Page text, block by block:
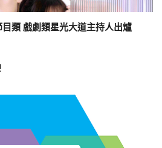
類 戲劇類星光大道主持人出爐